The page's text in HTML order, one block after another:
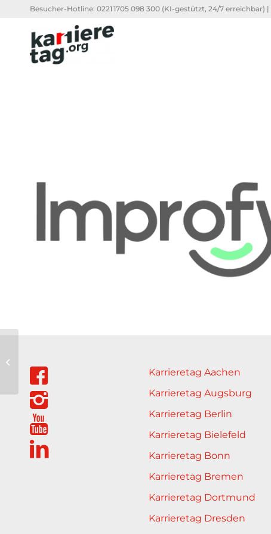
Besucher-Hotline: 0221 1705 098 300 (KI-gestützt, 24/7 erreichbar) |
Karrieretag Aachen
Karrieretag Augsburg
Karrieretag Berlin
Karrieretag Bielefeld
Karrieretag Bonn
Karrieretag Bremen
Karrieretag Dortmund
Karrieretag Dresden
GmbH